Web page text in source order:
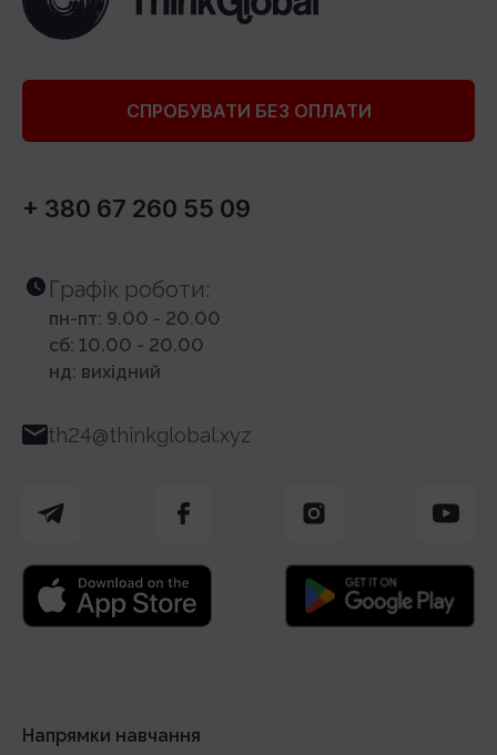
СПРОБУВАТИ БЕЗ ОПЛАТИ
+ 380 67 260 55 09
th24@thinkglobal.xyz
Графік роботи:
пн-пт: 9.00 - 20.00
сб: 10.00 - 20.00
нд: вихідний
Напрямки навчання